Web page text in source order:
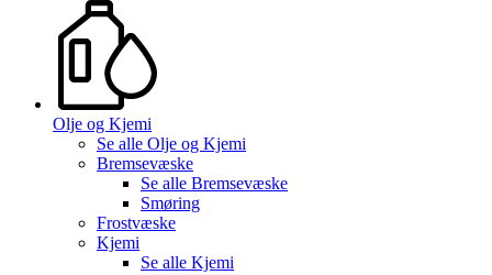
Olje og Kjemi
Se alle Olje og Kjemi
Bremsevæske
Se alle Bremsevæske
Smøring
Frostvæske
Kjemi
Se alle Kjemi